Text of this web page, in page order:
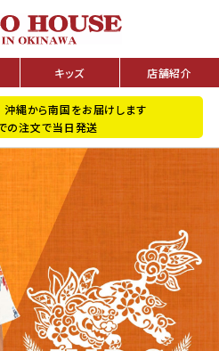
キッズ 店舗紹介
沖縄から南国をお届けします
の注文で当日発送